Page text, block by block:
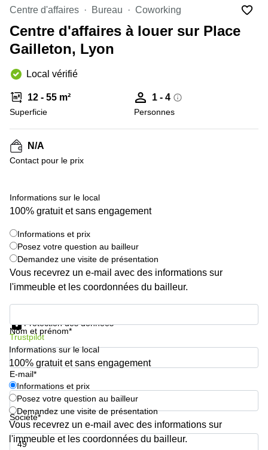
Strasbourg
d'affaires
Toulouse
Toulouse
Coworking
Nice
Centres
Lyon
Centre
Montpellier
Centre d'affaires Bureau Coworking
Centre d'affaires à louer sur Place
Gailleton, Lyon
Local vérifié
12 - 55 m²
Superficie
1 - 4
Personnes
N/A
Contact pour le prix
Informations sur le local
100% gratuit et sans engagement
Informations et prix
Posez votre question au bailleur
Demandez une visite de présentation
Vous recevrez un e-mail avec des informations sur
l'immeuble et les coordonnées du bailleur.
Nom et prénom*
E-mail*
Société*
Protection des données
Trustpilot
Informations sur le local
100% gratuit et sans engagement
Informations et prix
Posez votre question au bailleur
Demandez une visite de présentation
Vous recevrez un e-mail avec des informations sur
l'immeuble et les coordonnées du bailleur.